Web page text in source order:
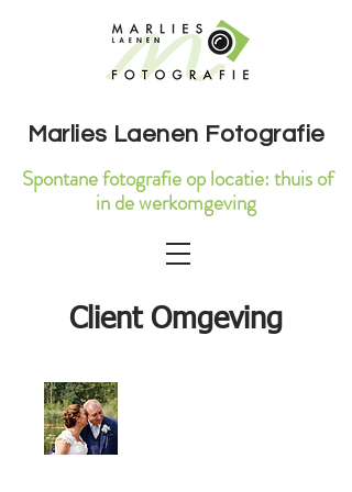
Marlies Laenen Fotografie
Spontane fotografie op locatie: thuis of
in de werkomgeving
Client Omgeving